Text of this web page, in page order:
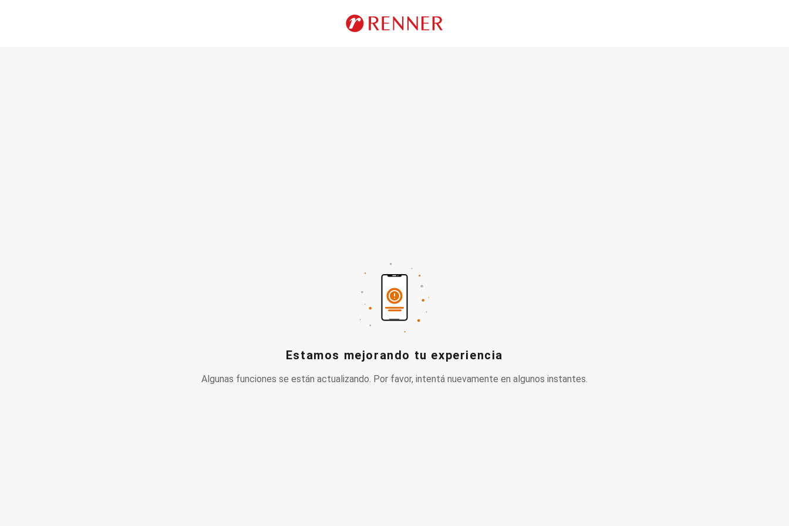
Estamos mejorando tu experiencia
Algunas funciones se están actualizando. Por favor, intentá nuevamente en algunos instantes.